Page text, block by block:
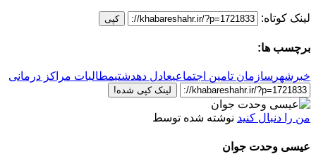
لینک کوتاه: کپی
برچسب ها:
خبرشهر سازمان تامین اجتماعیعادل دهدشتیمطالبات مراکز درمانی
لینک کپی شده!
من را دنبال کنید نوشته شده توسط
عیسی وحدت جوان